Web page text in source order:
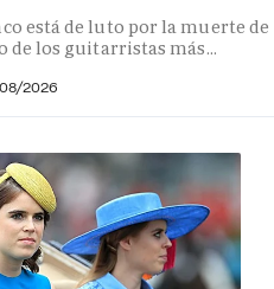
está de luto por la muerte de
de los guitarristas más...
2026